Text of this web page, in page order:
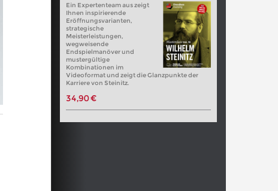
Ein Expertenteam aus zeigt
Ihnen inspirierende
Eröffnungsvarianten,
strategische
Meisterleistungen,
wegweisende
Endspielmanöver und
mustergültige
Kombinationen im
Videoformat und zeigt die Glanzpunkte der
Karriere von Steinitz.
34,90 €